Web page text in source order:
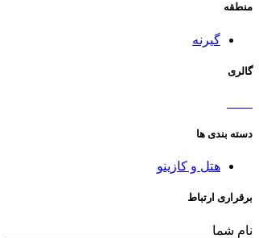
منطقه
گیرنه
گالری
دسته بندی ها
هتل و کازینو
برقراری ارتباط
نام شما